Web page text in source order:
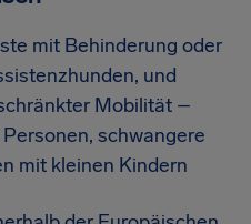
mit Behinderung oder
und
Mobilität –
schwangere
mit kleinen Kindern